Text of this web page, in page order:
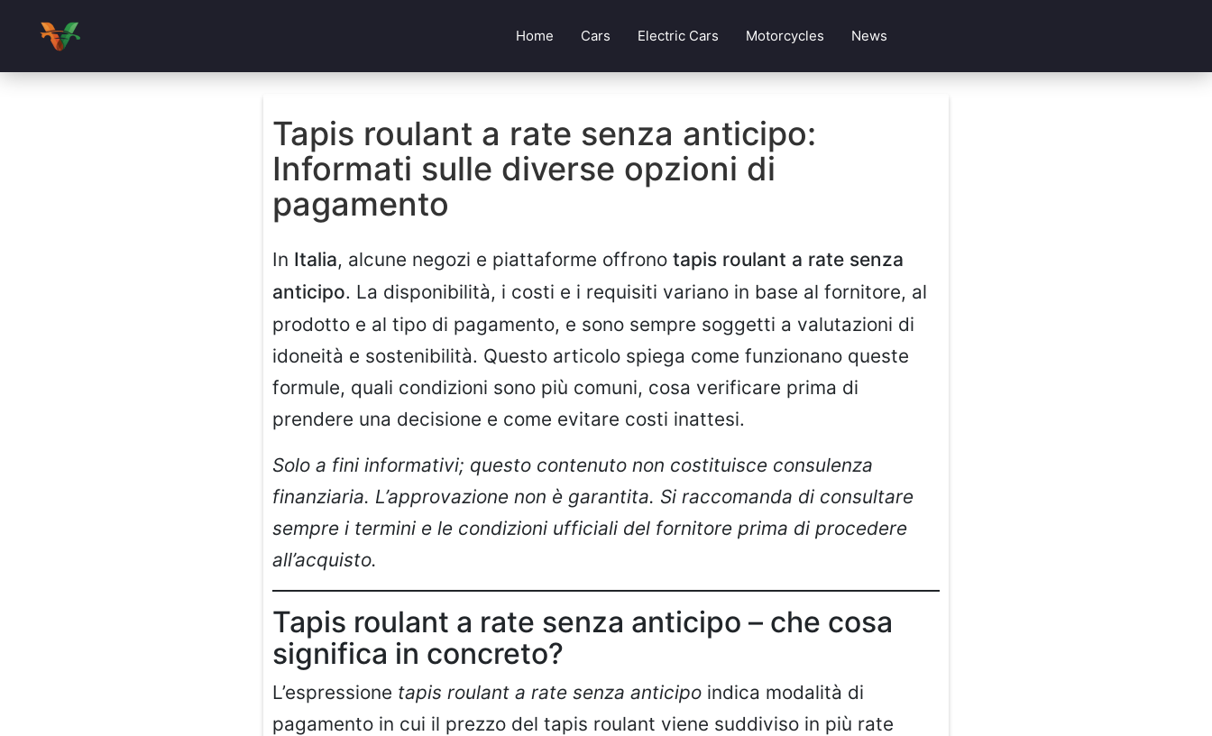
Home Cars Electric Cars Motorcycles News
Tapis roulant a rate senza anticipo:
Informati sulle diverse opzioni di
pagamento
In Italia, alcune negozi e piattaforme offrono tapis roulant a rate senza
anticipo. La disponibilità, i costi e i requisiti variano in base al fornitore, al
prodotto e al tipo di pagamento, e sono sempre soggetti a valutazioni di
idoneità e sostenibilità. Questo articolo spiega come funzionano queste
formule, quali condizioni sono più comuni, cosa verificare prima di
prendere una decisione e come evitare costi inattesi.
Solo a fini informativi; questo contenuto non costituisce consulenza
finanziaria. L’approvazione non è garantita. Si raccomanda di consultare
sempre i termini e le condizioni ufficiali del fornitore prima di procedere
all’acquisto.
Tapis roulant a rate senza anticipo – che cosa
significa in concreto?
L’espressione tapis roulant a rate senza anticipo indica modalità di
pagamento in cui il prezzo del tapis roulant viene suddiviso in più rate